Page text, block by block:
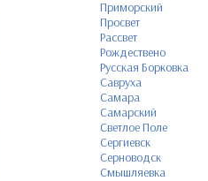
Приморский
Просвет
Рассвет
Рождествено
Русская Борковка
Савруха
Самара
Самарский
Светлое Поле
Сергиевск
Серноводск
Смышляевка